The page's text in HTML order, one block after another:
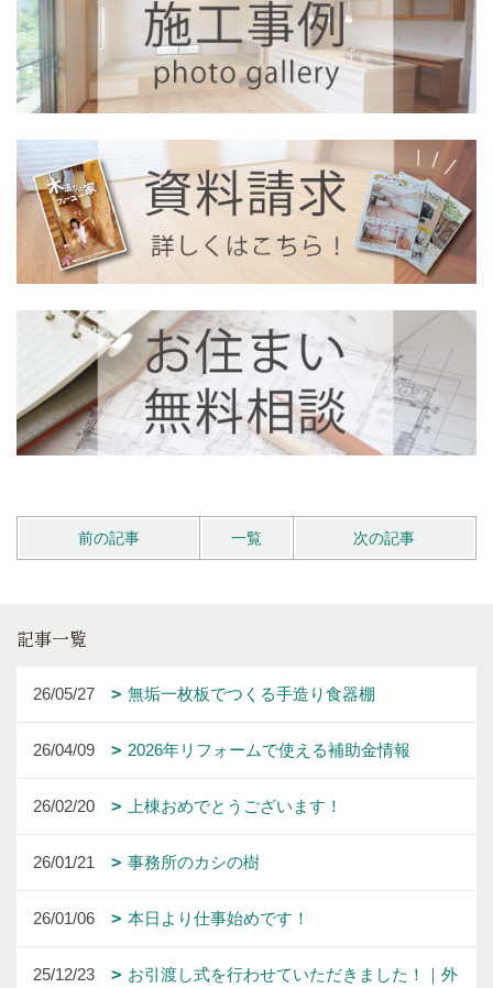
前の記事 一覧 次の記事
記事一覧
26/05/27 無垢一枚板でつくる手造り食器棚
26/04/09 2026年リフォームで使える補助金情報
26/02/20 上棟おめでとうございます！
26/01/21 事務所のカシの樹
26/01/06 本日より仕事始めです！
25/12/23
お引渡し式を行わせていただきました！｜外